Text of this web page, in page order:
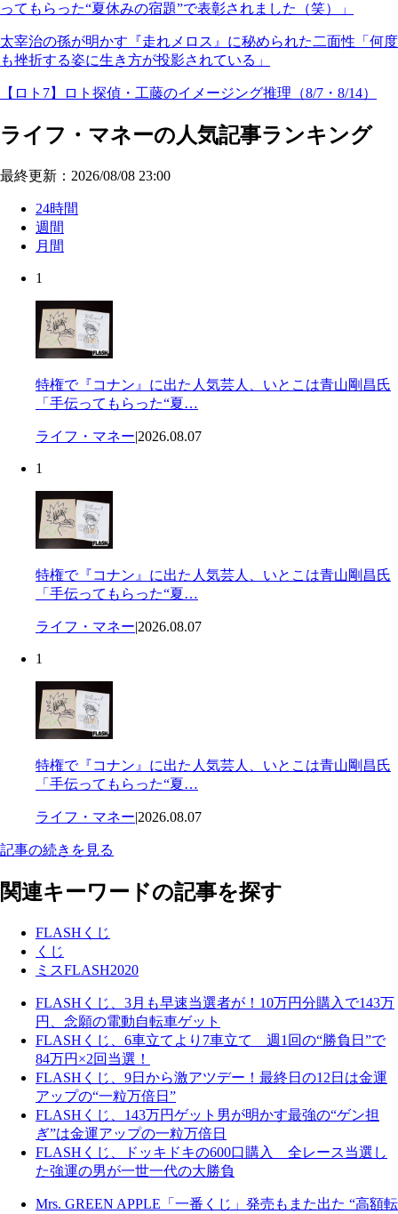
ってもらった“夏休みの宿題”で表彰されました（笑）」
太宰治の孫が明かす『走れメロス』に秘められた二面性「何度
も挫折する姿に生き方が投影されている」
【ロト7】ロト探偵・工藤のイメージング推理（8/7・8/14）
ライフ・マネーの人気記事ランキング
最終更新：2026/08/08 23:00
24時間
週間
月間
1
特権で『コナン』に出た人気芸人、いとこは青山剛昌氏
「手伝ってもらった“夏…
ライフ・マネー|2026.08.07
1
特権で『コナン』に出た人気芸人、いとこは青山剛昌氏
「手伝ってもらった“夏…
ライフ・マネー|2026.08.07
1
特権で『コナン』に出た人気芸人、いとこは青山剛昌氏
「手伝ってもらった“夏…
ライフ・マネー|2026.08.07
記事の続きを見る
関連キーワードの記事を探す
FLASHくじ
くじ
ミスFLASH2020
FLASHくじ、3月も早速当選者が！10万円分購入で143万
円、念願の電動自転車ゲット
FLASHくじ、6車立てより7車立て 週1回の“勝負日”で
84万円×2回当選！
FLASHくじ、9日から激アツデー！最終日の12日は金運
アップの“一粒万倍日”
FLASHくじ、143万円ゲット男が明かす最強の“ゲン担
ぎ”は金運アップの一粒万倍日
FLASHくじ、ドッキドキの600口購入 全レース当選し
た強運の男が一世一代の大勝負
Mrs. GREEN APPLE「一番くじ」発売もまた出た “高額転